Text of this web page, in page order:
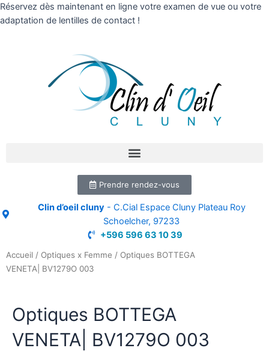
Réservez dès maintenant en ligne votre examen de vue ou votre
adaptation de lentilles de contact !
Prendre rendez-vous
Clin d’oeil cluny- C.Cial Espace Cluny Plateau Roy
Schoelcher, 97233
+596 596 63 10 39
Accueil / Optiques x Femme / Optiques BOTTEGA
VENETA| BV1279O 003
Optiques BOTTEGA
VENETA| BV1279O 003